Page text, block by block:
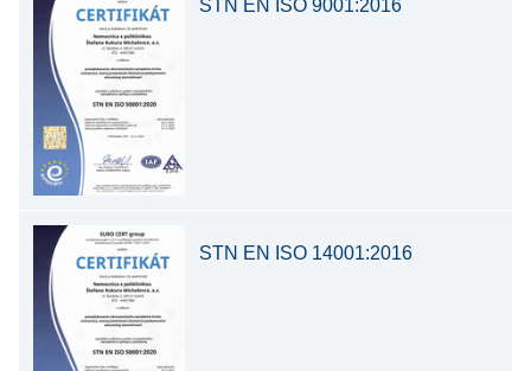
STN EN ISO 9001:2016
STN EN ISO 14001:2016